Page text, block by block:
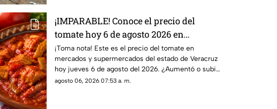
¡IMPARABLE! Conoce el precio del
tomate hoy 6 de agosto 2026 en
Veracruz
¡Toma nota! Este es el precio del tomate en
mercados y supermercados del estado de Veracruz
hoy jueves 6 de agosto del 2026. ¿Aumentó o subió
más?
agosto 06, 2026 07:53 a. m.